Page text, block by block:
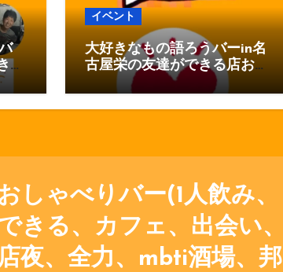
る
イベント
大好きなもの語ろうバーin名
古屋栄の友達ができる店お
しゃべりバー
しゃべりバー(1人飲み、
きる、カフェ、出会い、
夜、全力、mbti酒場、邦